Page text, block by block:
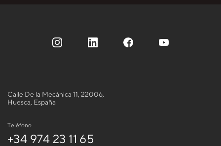
Calle De la Mecánica 11, 22006,
Huesca, España
Teléfono
+34 974 23 11 65